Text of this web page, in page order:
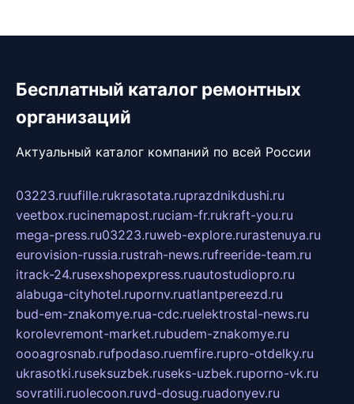
Бесплатный каталог ремонтных
организаций
Актуальный каталог компаний по всей России
03223.ruufille.rukrasotata.ruprazdnikdushi.ru
veetbox.rucinemapost.ruciam-fr.rukraft-you.ru
mega-press.ru03223.ruweb-explore.rurastenuya.ru
eurovision-russia.rustrah-news.rufreeride-team.ru
itrack-24.rusexshopexpress.ruautostudiopro.ru
alabuga-cityhotel.rupornv.ruatlantpereezd.ru
bud-em-znakomye.rua-cdc.ruelektrostal-news.ru
korolevremont-market.rubudem-znakomye.ru
oooagrosnab.rufpodaso.ruemfire.rupro-otdelky.ru
ukrasotki.ruseksuzbek.ruseks-uzbek.ruporno-vk.ru
sovratili.ruolecoon.ruvd-dosug.ruadonyev.ru